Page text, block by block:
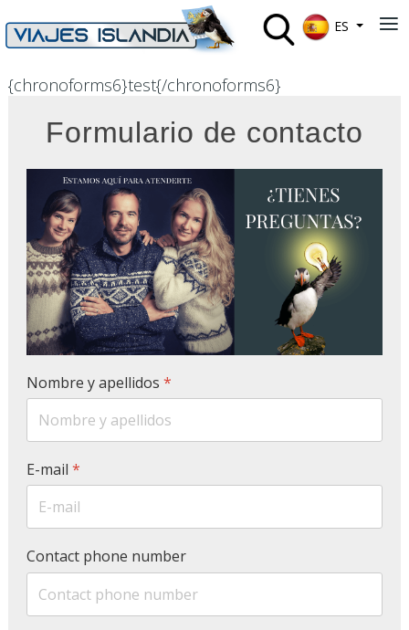
ES
{chronoforms6}test{/chronoforms6}
Formulario de contacto
Nombre y apellidos *
E-mail *
Contact phone number
≡